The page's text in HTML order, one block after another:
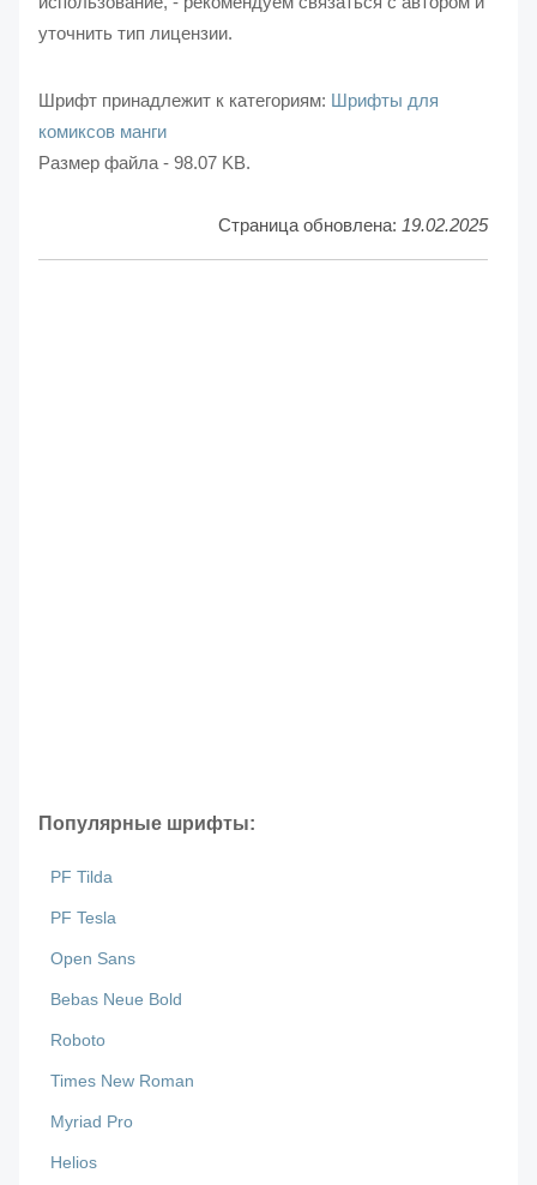
уточнить тип лицензии.
Шрифт принадлежит к категориям: Шрифты для
комиксов манги
Размер файла - 98.07 KB.
Страница обновлена: 19.02.2025
Популярные шрифты:
PF Tilda
PF Tesla
Open Sans
Bebas Neue Bold
Roboto
Times New Roman
Myriad Pro
Helios